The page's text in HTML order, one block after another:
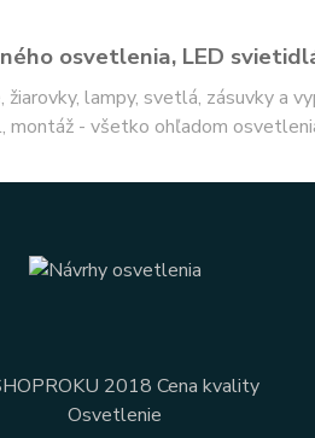
osvetlenia, LED
lampy, svetlá, zásuvky a
montáž - všetko ohľadom